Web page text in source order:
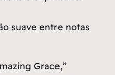
suave entre notas
Grace,”